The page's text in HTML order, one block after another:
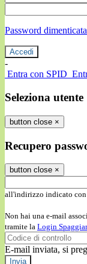
Password
-
Entra con SPID
Seleziona utente
button close ×
Recupero
button close ×
all'indirizzo indicato con
Non hai una e-mail
tramite la Login
E-mail inviata, si